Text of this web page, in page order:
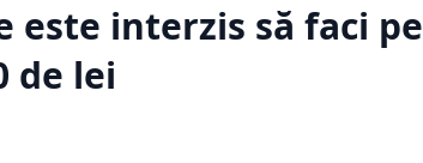
este interzis să faci pe
de lei